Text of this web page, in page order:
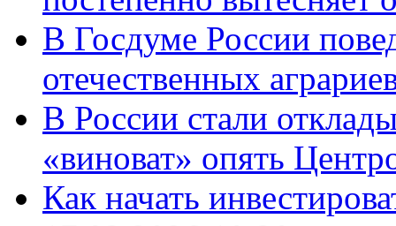
В Госдуме России
отечественных
В России стали
«виноват» опять
Как начать